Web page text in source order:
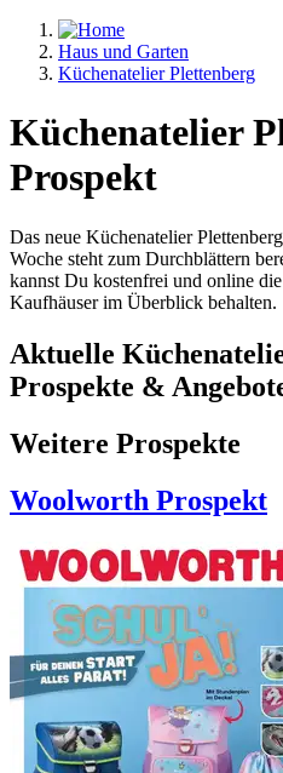
Haus und Garten
Küchenatelier Plettenberg
Küchenatelier
Prospekt
Das neue Küchenatelier
Woche steht zum Durchblättern
kannst Du kostenfrei und online
Kaufhäuser im Überblick behalten.
Aktuelle
Prospekte &
Weitere Prospekte
Woolworth Prospekt